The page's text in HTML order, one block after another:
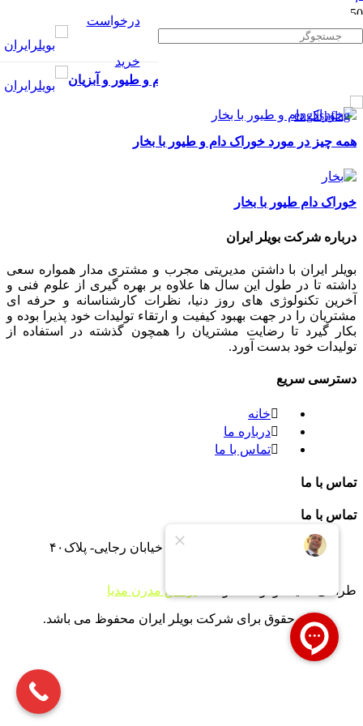
درخواست
خرید
بخار بهترین گزینه برای تولید خوراک دام و طیور و آبزیان
همه چیز در مورد خوراک دام و طیور با بخار
خوراک دام طیور با بخار
درباره شرکت بویلر ایران
بویلر ایران با داشتن مدیریتی مجرب و مشتری مدار همواره سعی
داشته تا در طول این سال ها علاوه بر بهره گیری از علوم فنی و
آخرین تکنولوژی های روز دنیا، نظرات کارشناسانه و حرفه ای
مشتریان را در جهت بهبود کیفیت و ارتقاء تولیدات خود پذیرا بوده و
بکار گیرد تا رضایت مشتریان را همچون گذشته در استفاده از
تولیدات خود بدست آورد.
دسترسی سریع
خانه
درباره ما
تماس با ما
تماس با ما
تماس با ما
تهران -جاده خاوران -خاتون آباد- خیابان رجایی- پلاک۴۰
طراحی سایت و توسعه توسط آژانس مدرن مدیا
تمام حقوق برای شرکت بویلر ایران محفوظ می باشد.